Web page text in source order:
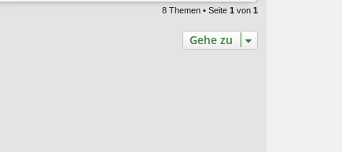
8 Themen • Seite 1 von 1
Gehe zu